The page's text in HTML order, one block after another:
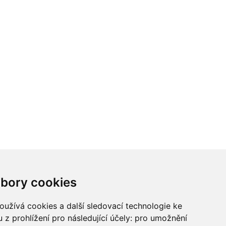
cookies
cookies a další sledovací technologie ke
z prohlížení pro následující účely: pro umožnění
Chcete spolupracovat?
Chalupu: